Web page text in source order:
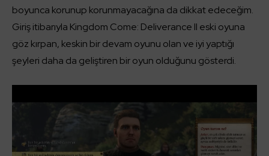
boyunca korunup korunmayacağına da dikkat edeceğim.
Giriş itibarıyla Kingdom Come: Deliverance II eski oyuna
göz kırpan, keskin bir devam oyunu olan ve iyi yaptığı
şeyleri daha da geliştiren bir oyun olduğunu gösterdi.